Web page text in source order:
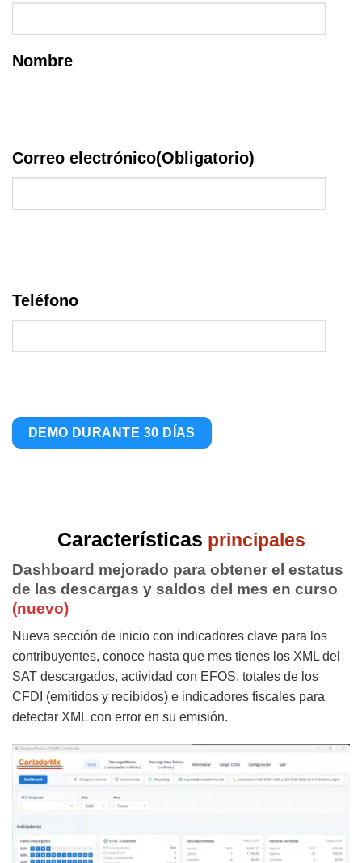
Nombre
Correo electrónico(Obligatorio)
Teléfono
Características principales
Dashboard mejorado para obtener el estatus
de las descargas y saldos del mes en curso
(nuevo)
Nueva sección de inicio con indicadores clave para los
contribuyentes, conoce hasta que mes tienes los XML del
SAT descargados, actividad con EFOS, totales de los
CFDI (emitidos y recibidos) e indicadores fiscales para
detectar XML con error en su emisión.